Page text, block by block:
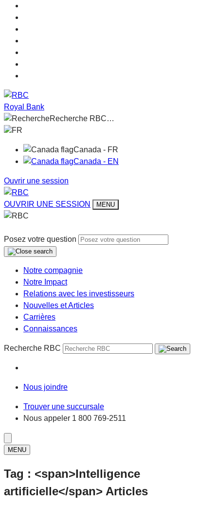
Royal Bank
Recherche RBC…
FR
Canada - FR
Canada - EN
Ouvrir une session
OUVRIR UNE SESSION MENU
Posez votre question
Notre compagnie
Notre Impact
Relations avec les investisseurs
Nouvelles et Articles
Carrières
Connaissances
Recherche RBC
Nous joindre
Trouver une succursale
Nous appeler 1 800 769-2511
MENU
Tag : <span>Intelligence
artificielle</span> Articles